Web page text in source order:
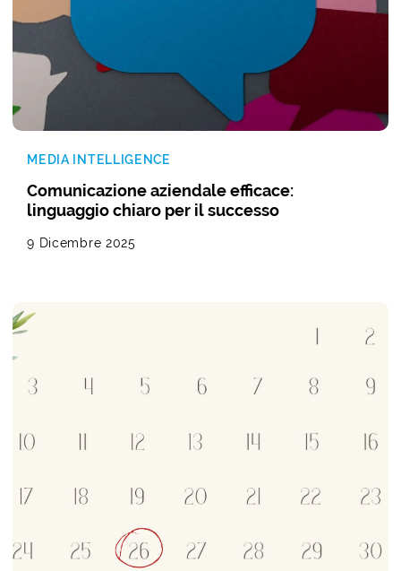
MEDIA INTELLIGENCE
Comunicazione aziendale efficace:
linguaggio chiaro per il successo
9 Dicembre 2025